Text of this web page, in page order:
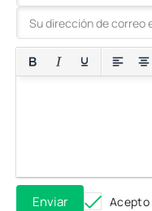
Enviar Acepto